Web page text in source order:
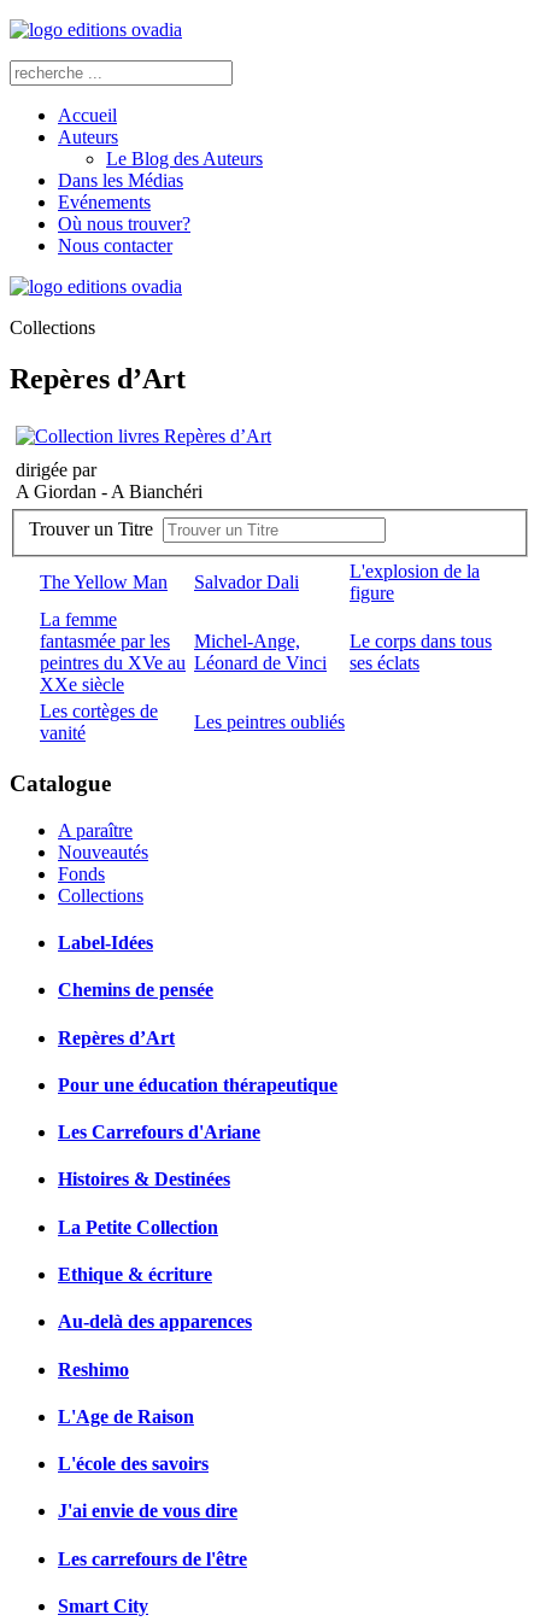
Accueil
Auteurs
Le Blog des Auteurs
Dans les Médias
Evénements
Où nous trouver?
Nous contacter
Collections
Repères d’Art
dirigée par
A Giordan - A Bianchéri
Trouver un Titre
The Yellow Man Salvador Dali
L'explosion de la
figure
La femme
fantasmée par les
peintres du XVe au
XXe siècle
Michel-Ange,
Léonard de Vinci
Le corps dans tous
ses éclats
Les cortèges de
vanité
Les peintres oubliés
Catalogue
A paraître
Nouveautés
Fonds
Collections
Label-Idées
Chemins de pensée
Repères d’Art
Pour une éducation thérapeutique
Les Carrefours d'Ariane
Histoires & Destinées
La Petite Collection
Ethique & écriture
Au-delà des apparences
Reshimo
L'Age de Raison
L'école des savoirs
J'ai envie de vous dire
Les carrefours de l'être
Smart City